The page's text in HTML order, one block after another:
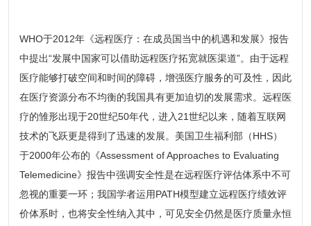
WHO于2012年《远程医疗：在成员国当中的机遇和发展》报告
中提出“发展中国家可以借助远程医疗拓宽就医渠道”。由于远程
医疗能够打破空间和时间的障碍，增强医疗服务的可及性，因此
在医疗资源分布不均衡的我国具有更加迫切的发展需求。远程医
疗的雏形出现于20世纪50年代，进入21世纪以来，随着互联网
技术的飞跃更是得到了迅速的发展。美国卫生福利部（HHS）
于2000年公布的《Assessment of Approaches to Evaluating
Telemedicine》报告中强调安全性是在远程医疗评估体系中不可
忽视的重要一环；我国学者运用PATH模型建立远程医疗绩效评
价体系时，也将安全性纳入其中，可见安全仍然是医疗质量永恒